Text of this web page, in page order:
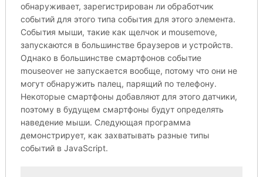
обнаруживает, зарегистрирован ли обработчик
событий для этого типа события для этого элемента.
События мыши, такие как щелчок и mousemove,
запускаются в большинстве браузеров и устройств.
Однако в большинстве смартфонов событие
mouseover не запускается вообще, потому что они не
могут обнаружить палец, парящий по телефону.
Некоторые смартфоны добавляют для этого датчики,
поэтому в будущем смартфоны будут определять
наведение мыши. Следующая программа
демонстрирует, как захватывать разные типы
событий в JavaScript.